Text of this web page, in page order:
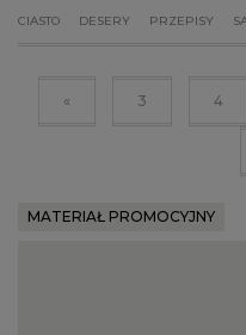
CIASTO DESERY PRZEPISY
« 3 4
MATERIAŁ PROMOCYJNY